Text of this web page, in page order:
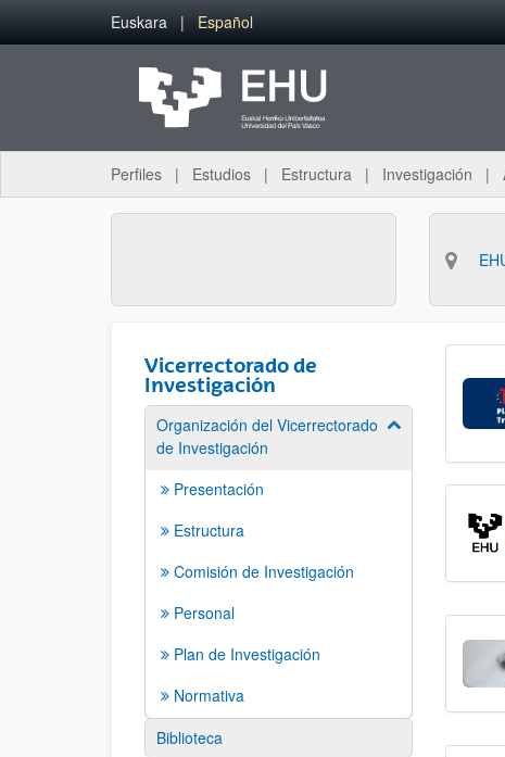
Saltar al contenido principal
Euskara Español
Perfiles Estudios Estructura Investigación
Vicerrectorado de
Investigación
Organización del Vicerrectorado
de Investigación
Mostrar/ocultar
Presentación
Estructura
Comisión de Investigación
Personal
Plan de Investigación
Normativa
Biblioteca